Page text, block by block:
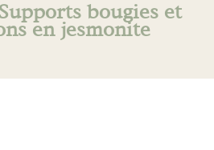
bougies et
en jesmonite